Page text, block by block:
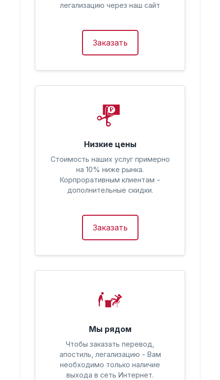
легализацию через наш сайт
Заказать
Низкие цены
Стоимость наших услуг примерно
на 10% ниже рынка.
Корпроративным клиентам -
дополнительные скидки.
Заказать
Мы рядом
Чтобы заказать перевод,
апостиль, легализацию - Вам
необходимо только наличие
выхода в сеть Интернет.